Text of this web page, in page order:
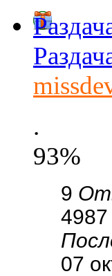
.
93%
9
4987
07